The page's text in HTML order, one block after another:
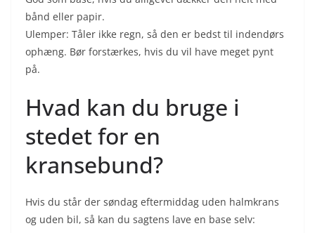
bånd eller papir.
Ulemper: Tåler ikke regn, så den er bedst til indendørs
ophæng. Bør forstærkes, hvis du vil have meget pynt
på.
Hvad kan du bruge i
stedet for en
kransebund?
Hvis du står der søndag eftermiddag uden halmkrans
og uden bil, så kan du sagtens lave en base selv: